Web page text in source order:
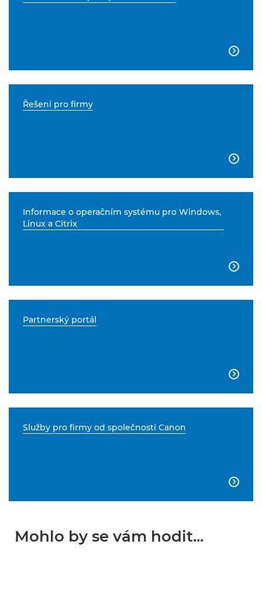

Řešení pro firmy

Informace o operačním systému pro Windows,
Linux a Citrix

Partnerský portál

Služby pro firmy od společnosti Canon

Mohlo by se vám hodit...